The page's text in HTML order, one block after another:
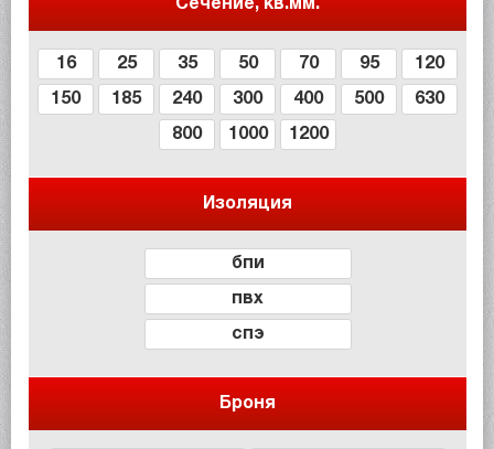
Сечение, кв.мм.
16 25 35 50 70 95 120
150 185 240 300 400 500 630
800 1000 1200
Изоляция
бпи
пвх
спэ
Броня